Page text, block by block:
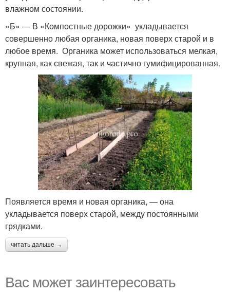
влажном состоянии.
«Б» — В «Компостные дорожки» укладывается
совершенно любая органика, новая поверх старой и в
любое время. Органика может использоваться мелкая,
крупная, как свежая, так и частично гумифицированная.
Появляется время и новая органика, — она
укладывается поверх старой, между постоянными
грядками.
читать дальше →
Вас может заинтересовать